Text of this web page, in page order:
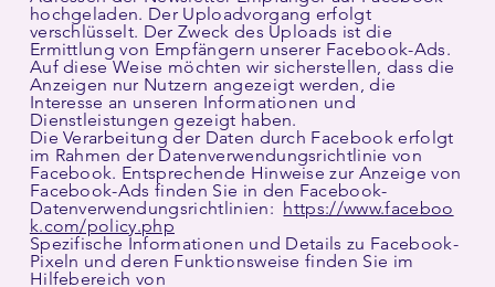
hochgeladen. Der Uploadvorgang erfolgt
verschlüsselt. Der Zweck des Uploads ist die
Ermittlung von Empfängern unserer Facebook-Ads.
Auf diese Weise möchten wir sicherstellen, dass die
Anzeigen nur Nutzern angezeigt werden, die
Interesse an unseren Informationen und
Dienstleistungen gezeigt haben.
Die Verarbeitung der Daten durch Facebook erfolgt
im Rahmen der Datenverwendungsrichtlinie von
Facebook. Entsprechende Hinweise zur Anzeige von
Facebook-Ads finden Sie in den Facebook-
Datenverwendungsrichtlinien: https://www.faceboo
k.com/policy.php
Spezifische Informationen und Details zu Facebook-
Pixeln und deren Funktionsweise finden Sie im
Hilfebereich von